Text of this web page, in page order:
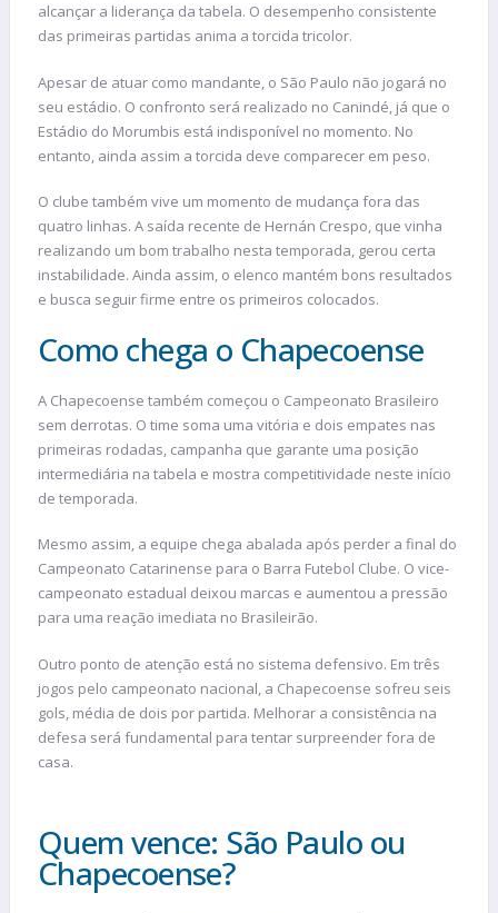
alcançar a liderança da tabela. O desempenho consistente
das primeiras partidas anima a torcida tricolor.
Apesar de atuar como mandante, o São Paulo não jogará no
seu estádio. O confronto será realizado no Canindé, já que o
Estádio do Morumbis está indisponível no momento. No
entanto, ainda assim a torcida deve comparecer em peso.
O clube também vive um momento de mudança fora das
quatro linhas. A saída recente de Hernán Crespo, que vinha
realizando um bom trabalho nesta temporada, gerou certa
instabilidade. Ainda assim, o elenco mantém bons resultados
e busca seguir firme entre os primeiros colocados.
Como chega o Chapecoense
A Chapecoense também começou o Campeonato Brasileiro
sem derrotas. O time soma uma vitória e dois empates nas
primeiras rodadas, campanha que garante uma posição
intermediária na tabela e mostra competitividade neste início
de temporada.
Mesmo assim, a equipe chega abalada após perder a final do
Campeonato Catarinense para o Barra Futebol Clube. O vice-
campeonato estadual deixou marcas e aumentou a pressão
para uma reação imediata no Brasileirão.
Outro ponto de atenção está no sistema defensivo. Em três
jogos pelo campeonato nacional, a Chapecoense sofreu seis
gols, média de dois por partida. Melhorar a consistência na
defesa será fundamental para tentar surpreender fora de
casa.
Quem vence: São Paulo ou
Chapecoense?